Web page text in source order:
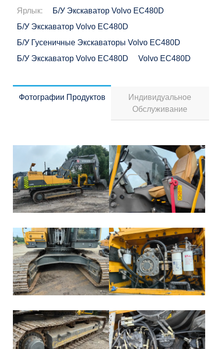
Ярлык:
Б/у Экскаватор Volvo EC480D
Б/у Экскаватор Volvo EC480D
Б/у Гусеничные Экскаваторы Volvo EC480D
Б/у Экскаватор Volvo EC480D
Volvo EC480D
Фотографии Продуктов
Индивидуальное
Обслуживание